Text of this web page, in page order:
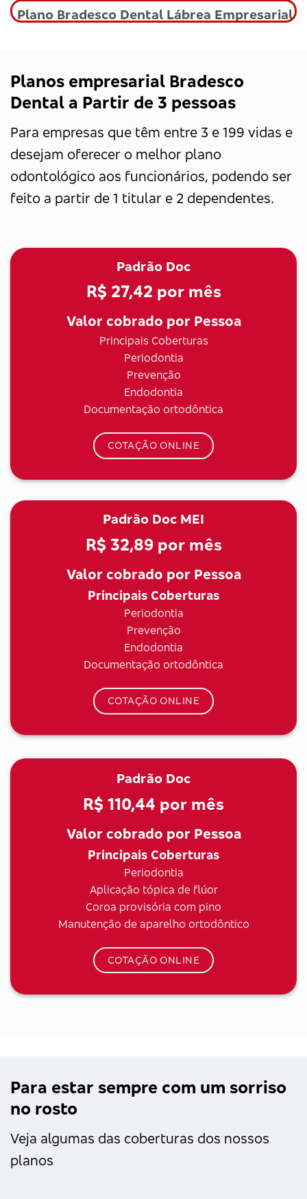
Plano Bradesco Dental Lábrea Empresarial
Planos empresarial Bradesco
Dental a Partir de 3 pessoas
Para empresas que têm entre 3 e 199 vidas e
desejam oferecer o melhor plano
odontológico aos funcionários, podendo ser
feito a partir de 1 titular e 2 dependentes.
Padrão Doc
R$ 27,42 por mês
Valor cobrado por Pessoa
Principais Coberturas
Periodontia
Prevenção
Endodontia
Documentação ortodôntica
COTAÇÃO ONLINE
Padrão Doc MEI
R$ 32,89por mês
Valor cobrado por Pessoa
Principais Coberturas
Periodontia
Prevenção
Endodontia
Documentação ortodôntica
COTAÇÃO ONLINE
Padrão Doc
R$ 110,44 por mês
Valor cobrado por Pessoa
Principais Coberturas
Periodontia
Aplicação tópica de flúor
Coroa provisória com pino
Manutenção de aparelho ortodôntico
COTAÇÃO ONLINE
Para estar sempre com um sorriso
no rosto
Veja algumas das coberturas dos nossos
planos